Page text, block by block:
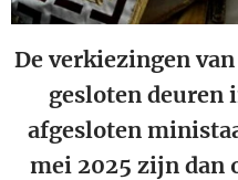
De verkiezingen
gesloten deuren
afgesloten
mei 2025 zijn dan